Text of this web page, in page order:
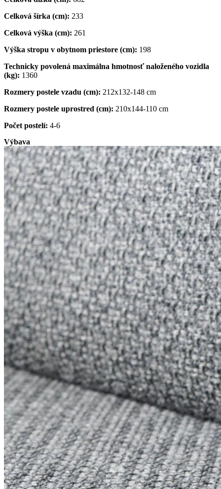
Celková šírka (cm): 233
Celková výška (cm): 261
Výška stropu v obytnom priestore (cm): 198
Technicky povolená maximálna hmotnosť naloženého vozidla
(kg): 1360
Rozmery postele vzadu (cm): 212x132-148 cm
Rozmery postele uprostred (cm): 210x144-110 cm
Počet postelí: 4-6
Výbava